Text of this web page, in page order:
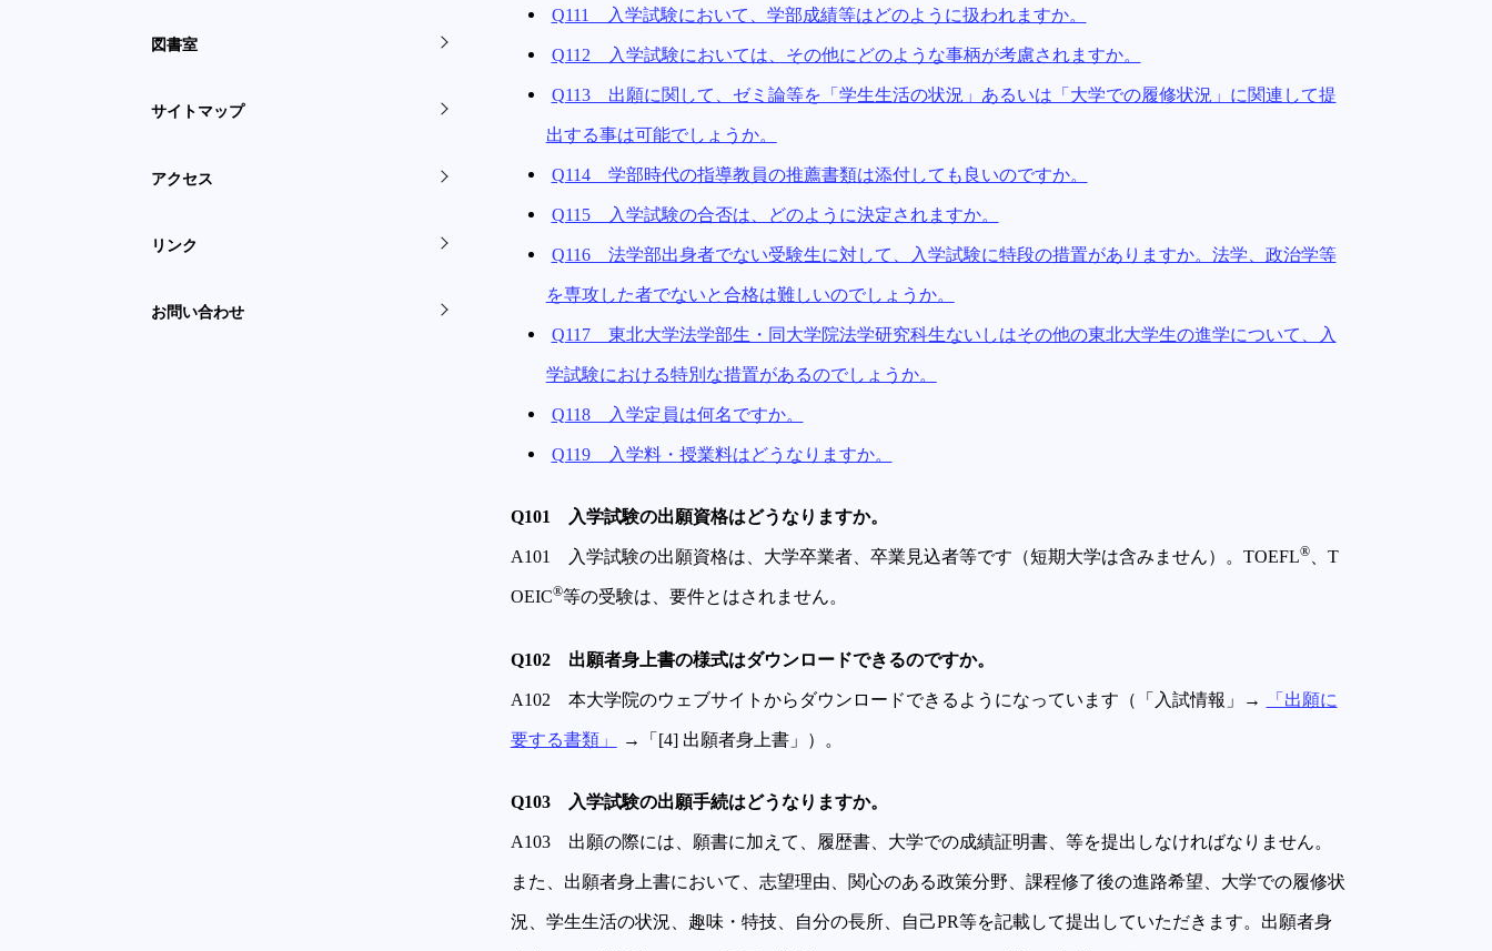
Q111 入学試験において、学部成績等はどのように扱われますか。
Q112 入学試験においては、その他にどのような事柄が考慮されますか。
Q113 出願に関して、ゼミ論等を「学生生活の状況」あるいは「大学での履修状況」に関連して提
出する事は可能でしょうか。
Q114 学部時代の指導教員の推薦書類は添付しても良いのですか。
Q115 入学試験の合否は、どのように決定されますか。
Q116 法学部出身者でない受験生に対して、入学試験に特段の措置がありますか。法学、政治学等
を専攻した者でないと合格は難しいのでしょうか。
Q117 東北大学法学部生・同大学院法学研究科生ないしはその他の東北大学生の進学について、入
学試験における特別な措置があるのでしょうか。
Q118 入学定員は何名ですか。
Q119 入学料・授業料はどうなりますか。
Q101 入学試験の出願資格はどうなりますか。
A101 入学試験の出願資格は、大学卒業者、卒業見込者等です（短期大学は含みません）。TOEFL®、T
OEIC®等の受験は、要件とはされません。
Q102 出願者身上書の様式はダウンロードできるのですか。
A102 本大学院のウェブサイトからダウンロードできるようになっています（「入試情報」→ 「出願に
要する書類」 →「[4] 出願者身上書」）。
Q103 入学試験の出願手続はどうなりますか。
A103 出願の際には、願書に加えて、履歴書、大学での成績証明書、等を提出しなければなりません。
また、出願者身上書において、志望理由、関心のある政策分野、課程修了後の進路希望、大学での履修状
況、学生生活の状況、趣味・特技、自分の長所、自己PR等を記載して提出していただきます。出願者身
図書室
サイトマップ
アクセス
リンク
お問い合わせ